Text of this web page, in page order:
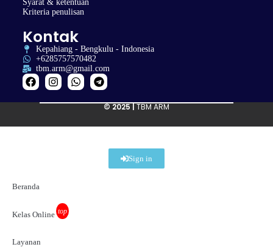
Syarat & ketentuan
Kriteria penulisan
Kontak
Kepahiang - Bengkulu - Indonesia
+6285757570482
tbm.arm@gmail.com
© 2025 |TBM ARM
Sign in
Beranda
Kelas Online
top
Layanan